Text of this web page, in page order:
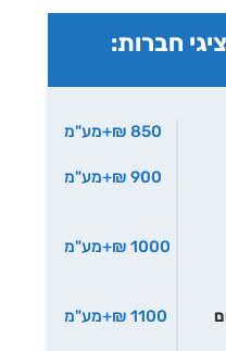
חברות:
850 ₪+מע"מ
900 ₪+מע"מ
1000 ₪+מע"מ
יום
1100 ₪+מע"מ